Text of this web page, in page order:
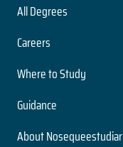
All Degrees
Careers
Where to Study
Guidance
About Nosequeestudiar